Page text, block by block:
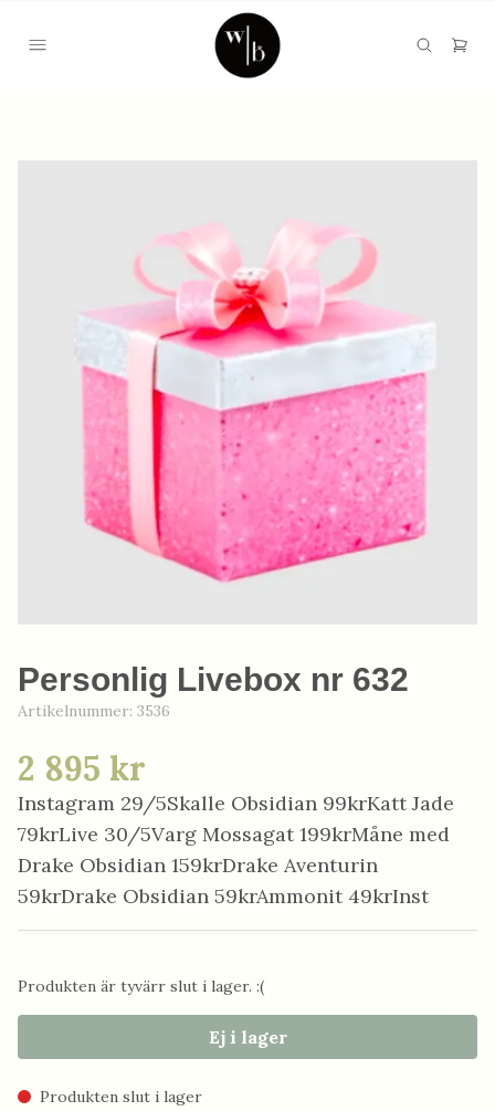
Personlig Livebox nr 632
Artikelnummer: 3536
2 895 kr
Instagram 29/5Skalle Obsidian 99krKatt Jade
79krLive 30/5Varg Mossagat 199krMåne med
Drake Obsidian 159krDrake Aventurin
59krDrake Obsidian 59krAmmonit 49krInst
Produkten är tyvärr slut i lager. :(
Ej i lager
Produkten slut i lager